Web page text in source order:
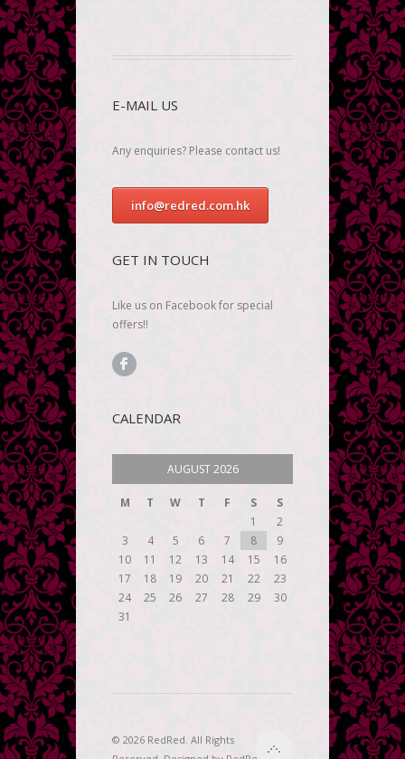
E-MAIL US
Any enquiries? Please contact us!
info@redred.com.hk
GET IN TOUCH
Like us on Facebook for special
offers!!
CALENDAR
AUGUST 2026
M T W T F S
S
1
2
3
4 5 6 7 8
9
10
11 12 13 14 15
16
17
18 19 20 21 22
23
24
25 26 27 28 29
30
31
© 2026 RedRed. All Rights